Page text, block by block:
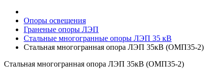
Опоры освещения
Граненые опоры ЛЭП
Стальные многогранные опоры ЛЭП 35 кВ
Стальная многогранная опора ЛЭП 35кВ (ОМП35-2)
Стальная многогранная опора ЛЭП 35кВ (ОМП35-2)